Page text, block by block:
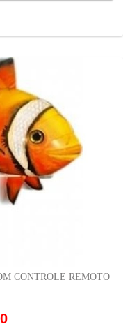
CONTROLE REMOTO